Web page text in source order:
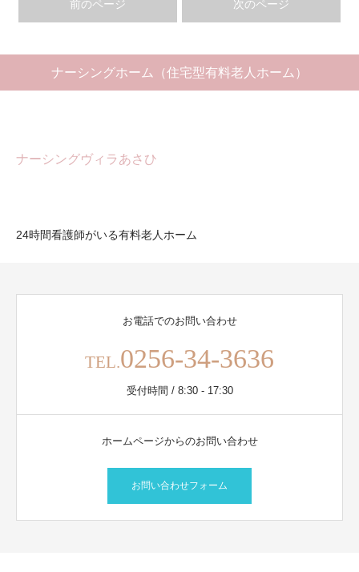
前のページ 次のページ
ナーシングホーム（住宅型有料老人ホーム）
ナーシングヴィラあさひ
24時間看護師がいる有料老人ホーム
お電話でのお問い合わせ
TEL.0256-34-3636
受付時間 / 8:30 - 17:30
ホームページからのお問い合わせ
お問い合わせフォーム